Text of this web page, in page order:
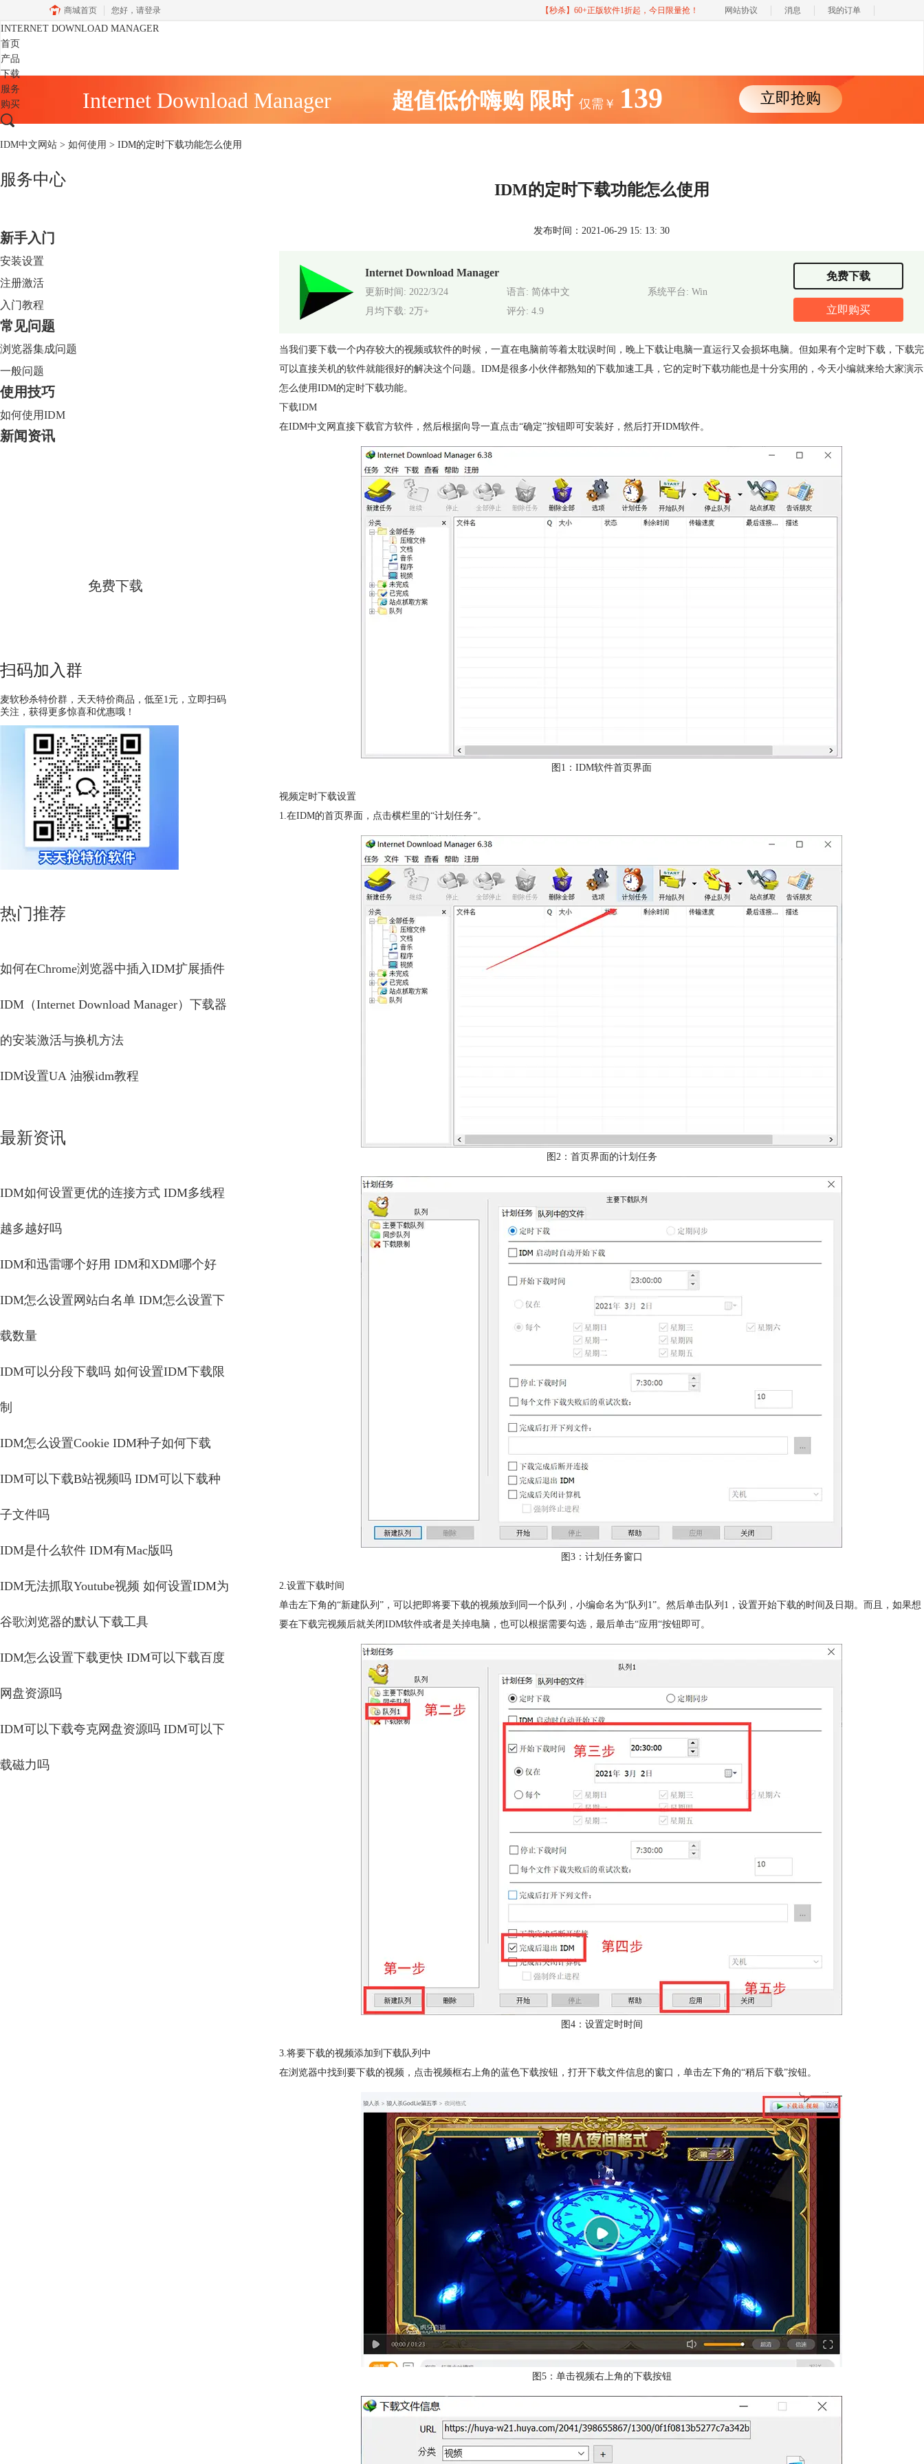
商城首页 您好， 请登录 【秒杀】60+正版软件1折起，今日限量抢！ 网站协议 消息 我的订单
INTERNET DOWNLOAD MANAGER
首页
产品
下载
服务
购买
Internet Download Manager 超值低价嗨购 限时 仅需￥ 139 立即抢购
IDM中文网站 > 如何使用 > IDM的定时下载功能怎么使用
服务中心
新手入门
安装设置
注册激活
入门教程
常见问题
浏览器集成问题
一般问题
使用技巧
如何使用IDM
新闻资讯
免费下载
扫码加入群
麦软秒杀特价群，天天特价商品，低至1元，立即扫码
关注，获得更多惊喜和优惠哦！
热门推荐
如何在Chrome浏览器中插入IDM扩展插件
IDM（Internet Download Manager）下载器
的安装激活与换机方法
IDM设置UA 油猴idm教程
最新资讯
IDM如何设置更优的连接方式 IDM多线程
越多越好吗
IDM和迅雷哪个好用 IDM和XDM哪个好
IDM怎么设置网站白名单 IDM怎么设置下
载数量
IDM可以分段下载吗 如何设置IDM下载限
制
IDM怎么设置Cookie IDM种子如何下载
IDM可以下载B站视频吗 IDM可以下载种
子文件吗
IDM是什么软件 IDM有Mac版吗
IDM无法抓取Youtube视频 如何设置IDM为
谷歌浏览器的默认下载工具
IDM怎么设置下载更快 IDM可以下载百度
网盘资源吗
IDM可以下载夸克网盘资源吗 IDM可以下
载磁力吗
IDM的定时下载功能怎么使用
发布时间：2021-06-29 15: 13: 30
Internet Download Manager
更新时间: 2022/3/24 语言: 简体中文
系统平台: Win
月均下载: 2万+
评分: 4.9
免费下载
立即购买
当我们要下载一个内存较大的视频或软件的时候，一直在电脑前等着太耽误时间，晚上下载让电脑一直运行又会损坏电脑。但如果有个定时下载，下载完
可以直接关机的软件就能很好的解决这个问题。IDM是很多小伙伴都熟知的下载加速工具，它的定时下载功能也是十分实用的，今天小编就来给大家演示
怎么使用IDM的定时下载功能。
下载IDM
在IDM中文网直接下载官方软件，然后根据向导一直点击“确定”按钮即可安装好，然后打开IDM软件。
图1：IDM软件首页界面
视频定时下载设置
1.在IDM的首页界面，点击横栏里的“计划任务”。
图2：首页界面的计划任务
图3：计划任务窗口
2.设置下载时间
单击左下角的“新建队列”，可以把即将要下载的视频放到同一个队列，小编命名为“队列1”。然后单击队列1，设置开始下载的时间及日期。而且，如果想
要在下载完视频后就关闭IDM软件或者是关掉电脑，也可以根据需要勾选，最后单击“应用“按钮即可。
图4：设置定时时间
3.将要下载的视频添加到下载队列中
在浏览器中找到要下载的视频，点击视频框右上角的蓝色下载按钮，打开下载文件信息的窗口，单击左下角的“稍后下载”按钮。
图5：单击视频右上角的下载按钮